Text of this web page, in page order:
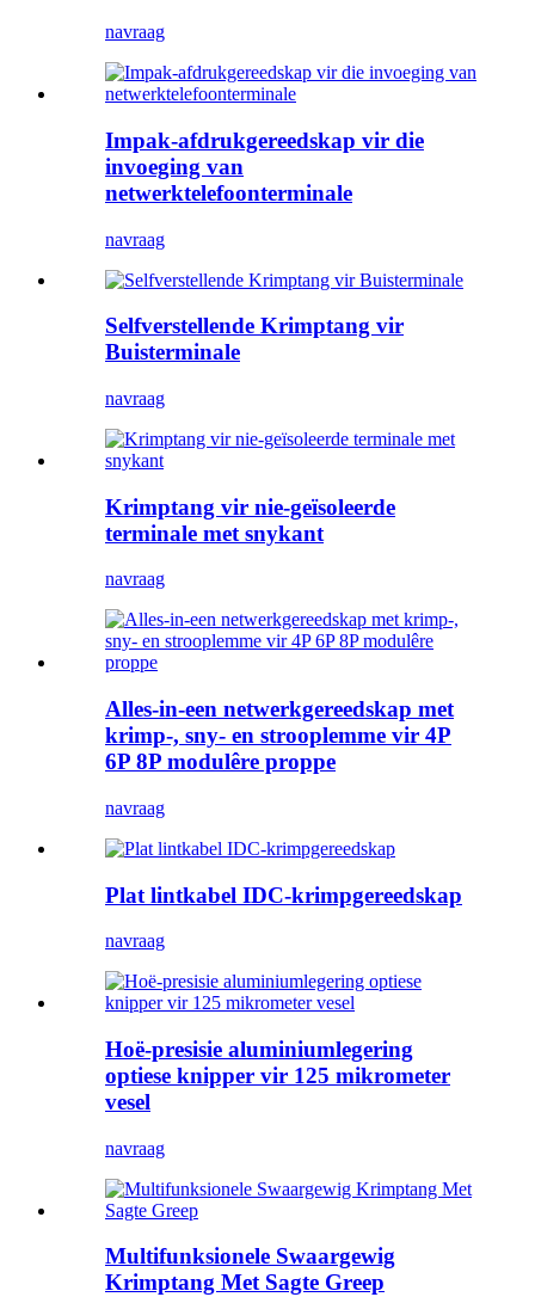
navraag
Impak-afdrukgereedskap vir die
invoeging van
netwerktelefoonterminale
navraag
Selfverstellende Krimptang vir
Buisterminale
navraag
Krimptang vir nie-geïsoleerde
terminale met snykant
navraag
Alles-in-een netwerkgereedskap met
krimp-, sny- en strooplemme vir 4P
6P 8P modulêre proppe
navraag
Plat lintkabel IDC-krimpgereedskap
navraag
Hoë-presisie aluminiumlegering
optiese knipper vir 125 mikrometer
vesel
navraag
Multifunksionele Swaargewig
Krimptang Met Sagte Greep